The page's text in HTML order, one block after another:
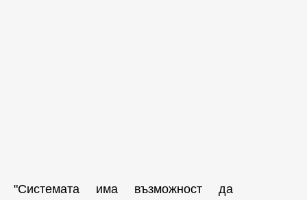
"Системата има възможност да